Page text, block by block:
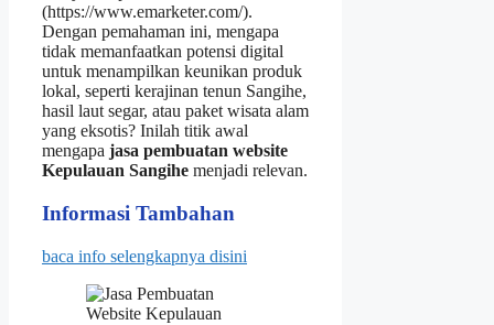
(https://www.emarketer.com/).
Dengan pemahaman ini, mengapa
tidak memanfaatkan potensi digital
untuk menampilkan keunikan produk
lokal, seperti kerajinan tenun Sangihe,
hasil laut segar, atau paket wisata alam
yang eksotis? Inilah titik awal
mengapa jasa pembuatan website
Kepulauan Sangihe menjadi relevan.
Informasi Tambahan
baca info selengkapnya disini